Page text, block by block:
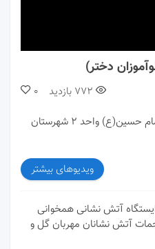
دختر)
0 772 بازدید
مرکز پیش دبستانی امام حسین(ع) واحد ۲ شهرستان
ویدیوهای بیشتر
آتش نشانی همخوانی
آتش نشانان مهربان گل و